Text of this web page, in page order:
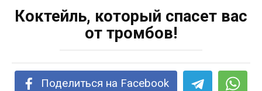
Коктейль, который спасет вас
от тромбов!
Поделиться на Facebook